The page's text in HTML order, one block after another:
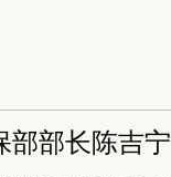
部部长陈吉